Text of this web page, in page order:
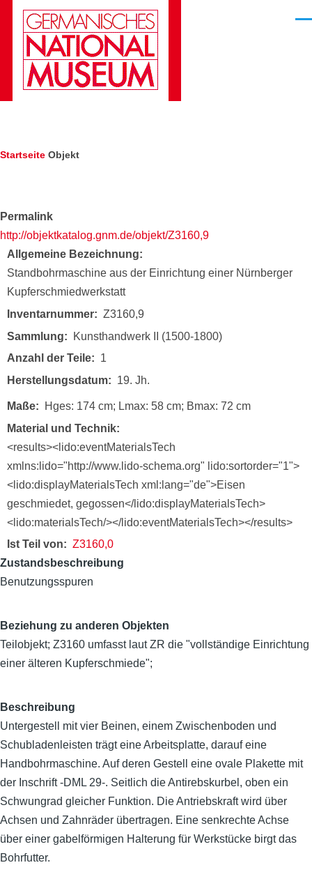
Direkt zum Inhalt
Pfadnavigation
Startseite Objekt
Permalink
http://objektkatalog.gnm.de/objekt/Z3160,9
Allgemeine Bezeichnung
Standbohrmaschine aus der Einrichtung einer Nürnberger
Kupferschmiedwerkstatt
Inventarnummer
Z3160,9
Sammlung
Kunsthandwerk II (1500-1800)
Anzahl der Teile
1
Herstellungsdatum
19. Jh.
Maße
Hges: 174 cm; Lmax: 58 cm; Bmax: 72 cm
Material und Technik
<results><lido:eventMaterialsTech
xmlns:lido="http://www.lido-schema.org" lido:sortorder="1">
<lido:displayMaterialsTech xml:lang="de">Eisen
geschmiedet, gegossen</lido:displayMaterialsTech>
<lido:materialsTech/></lido:eventMaterialsTech></results>
Ist Teil von
Z3160,0
Zustandsbeschreibung
Benutzungsspuren
Beziehung zu anderen Objekten
Teilobjekt; Z3160 umfasst laut ZR die "vollständige Einrichtung
einer älteren Kupferschmiede";
Beschreibung
Untergestell mit vier Beinen, einem Zwischenboden und
Schubladenleisten trägt eine Arbeitsplatte, darauf eine
Handbohrmaschine. Auf deren Gestell eine ovale Plakette mit
der Inschrift -DML 29-. Seitlich die Antirebskurbel, oben ein
Schwungrad gleicher Funktion. Die Antriebskraft wird über
Achsen und Zahnräder übertragen. Eine senkrechte Achse
über einer gabelförmigen Halterung für Werkstücke birgt das
Bohrfutter.